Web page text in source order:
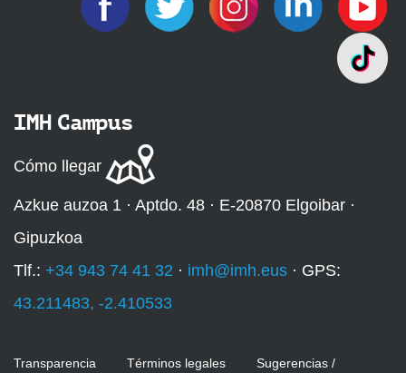
IMH Campus
Cómo llegar
Azkue auzoa 1 · Aptdo. 48 · E-20870 Elgoibar ·
Gipuzkoa
Tlf.: +34 943 74 41 32 · imh@imh.eus · GPS:
43.211483, -2.410533
Transparencia Términos legales Sugerencias /